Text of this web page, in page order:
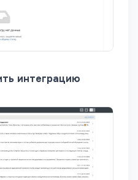
интеграцию